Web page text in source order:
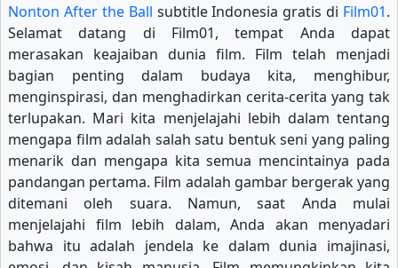
Nonton After the Ball subtitle Indonesia gratis di Film01.
Selamat datang di Film01, tempat Anda dapat
merasakan keajaiban dunia film. Film telah menjadi
bagian penting dalam budaya kita, menghibur,
menginspirasi, dan menghadirkan cerita-cerita yang tak
terlupakan. Mari kita menjelajahi lebih dalam tentang
mengapa film adalah salah satu bentuk seni yang paling
menarik dan mengapa kita semua mencintainya pada
pandangan pertama. Film adalah gambar bergerak yang
ditemani oleh suara. Namun, saat Anda mulai
menjelajahi film lebih dalam, Anda akan menyadari
bahwa itu adalah jendela ke dalam dunia imajinasi,